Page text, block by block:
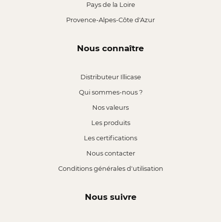
Pays de la Loire
Provence-Alpes-Côte d'Azur
Nous connaître
Distributeur Illicase
Qui sommes-nous ?
Nos valeurs
Les produits
Les certifications
Nous contacter
Conditions générales d'utilisation
Nous suivre